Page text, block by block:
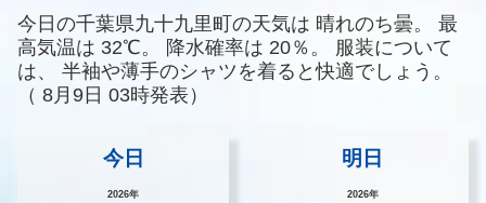
今日の千葉県九十九里町の天気は 晴れのち曇。
最
高気温は 32℃。 降水確率は 20％。
服装について
は、
半袖や薄手のシャツを着ると快適でしょう。
（ 8月9日 03時発表）
今日
2026年
明日
2026年